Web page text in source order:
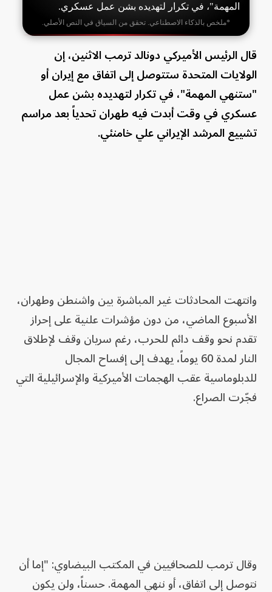
المهمة"، في تكرار لتهديده بشن عمل عسكري.
*ملخص بالذكاء الاصطناعي. تحقق من السياق في النص الأصلي.
قال الرئيس الأميركي دونالد ترمب الاثنين، إن
الولايات المتحدة ستتوصل إلى اتفاق مع إيران أو
"ستنهي المهمة"، في تكرار لتهديده بشن عمل
عسكري في وقت أبدت فيه طهران تحدياً بعد مراسم
تشييع المرشد الإيراني علي خامنئي.
وانتهت المحادثات غير المباشرة بين واشنطن وطهران،
الأسبوع الماضي، من دون مؤشرات علنية على إحراز
تقدم نحو وقف دائم للحرب، رغم سريان وقف لإطلاق
النار لمدة 60 يوماً، يهدف إلى إفساح المجال
للدبلوماسية عقب الهجمات الأميركية والإسرائيلية التي
فجّرت الصراع.
وقال ترمب للصحافيين في المكتب البيضاوي: "إما أن
نتوصل إلى اتفاق، أو ننهي المهمة. حسناً، ولن يكون